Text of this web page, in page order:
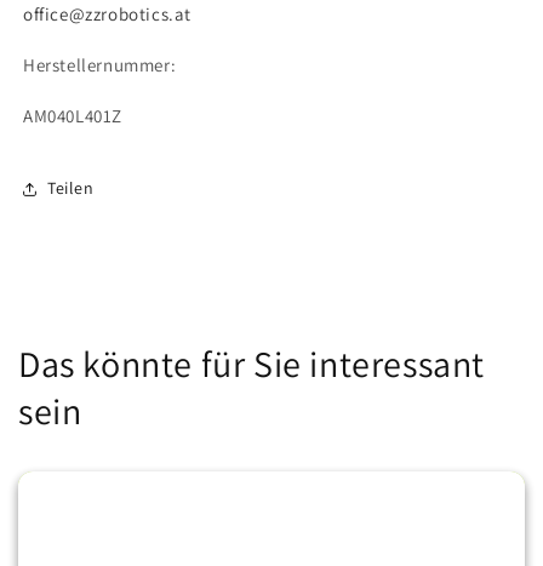
office@zzrobotics.at
Herstellernummer:
AM040L401Z
Teilen
Das könnte für Sie interessant
sein